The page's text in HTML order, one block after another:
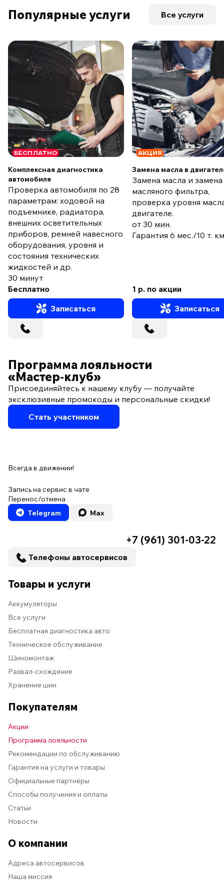
Популярные услуги Все услуги
БЕСПЛАТНО
Комплексная диагностика
автомобиля
Проверка автомобиля по 28
параметрам: ходовой на
подъемнике, радиатора,
внешних осветительных
приборов, ремней навесного
оборудования, уровня и
состояния технических
жидкостей и др.
30 минут
Бесплатно
Записаться
АКЦИЯ
Замена масла в
Замена масла и замена
масляного фильтра,
проверка уровня
двигателе.
от 30 мин.
Гарантия 6 мес./10 т.
1 р. по акции
Записаться
Программа лояльности
«Мастер‑клуб»
Присоединяйтесь к нашему клубу — получайте
эксклюзивные промокоды и персональные скидки!
Стать участником
Всегда в движении!
Запись на сервис в чате
Перенос/отмена
Telegram
Max
+7 (961) 301-03-22
Телефоны автосервисов
Товары и услуги
Аккумуляторы
Все услуги
Бесплатная диагностика авто
Техническое обслуживание
Шиномонтаж
Развал-схождение
Хранение шин
Покупателям
Акции
Программа лояльности
Рекомендации по обслуживанию
Гарантия на услуги и товары
Официальные партнёры
Способы получения и оплаты
Статьи
Новости
О компании
Адреса автосервисов
Наша миссия